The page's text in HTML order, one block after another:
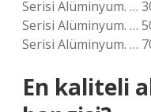
Serisi Alüminyum. …
Serisi Alüminyum. …
Serisi Alüminyum. …
En kaliteli